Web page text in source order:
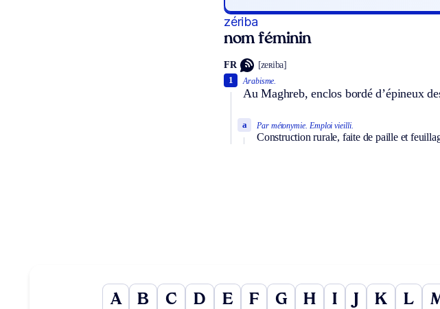
zériba
nom féminin
FR [zeʀiba]
Arabisme.
Au Maghreb, enclos bordé d’épineux
1
Par métonymie. Emploi vieilli.
Construction rurale, faite de paille et
a
A B C D E F G H I K L